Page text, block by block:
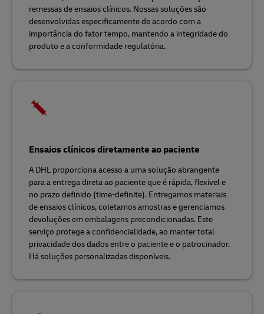
remessas de ensaios clínicos. Nossas soluções são
desenvolvidas especificamente de acordo com a
importância do fator tempo, mantendo a integridade do
produto e a conformidade regulatória.
Ensaios clínicos diretamente ao paciente
A DHL proporciona acesso a uma solução abrangente
para a entrega direta ao paciente que é rápida, flexível e
no prazo definido (time-definite). Entregamos materiais
de ensaios clínicos, coletamos amostras e gerenciamos
devoluções em embalagens precondicionadas. Este
serviço protege a confidencialidade, ao manter total
privacidade dos dados entre o paciente e o patrocinador.
Há soluções personalizadas disponíveis.